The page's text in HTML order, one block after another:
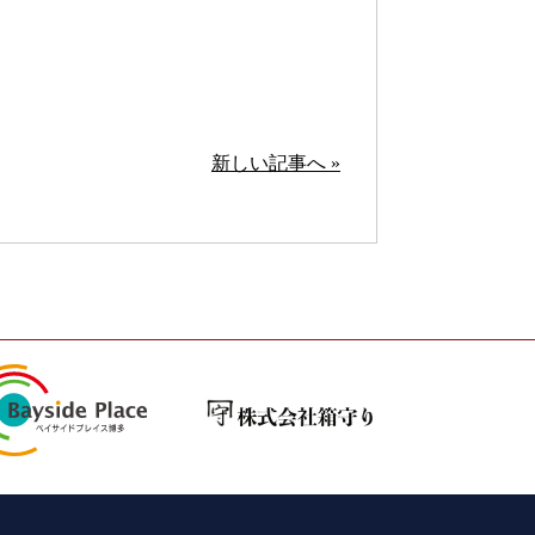
新しい記事へ »